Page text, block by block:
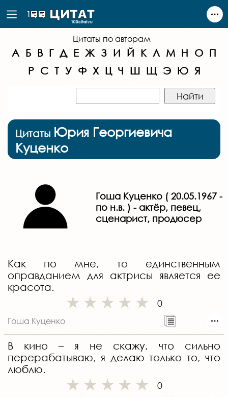
Цитаты по авторам
А Б В Г Д Е Ж З И Й К Л М Н О П
Р С Т У Ф Х Ц Ч Ш Щ Э Ю Я
Цитаты Юрия Георгиевича
Куценко
Гоша Куценко ( 20.05.1967 -
по н.в. ) - актёр, певец,
сценарист, продюсер
Как по мне, то единственным
оправданием для актрисы является ее
красота.
0
Гоша Куценко
В кино – я не скажу, что сильно
перерабатываю, я делаю только то, что
люблю.
0